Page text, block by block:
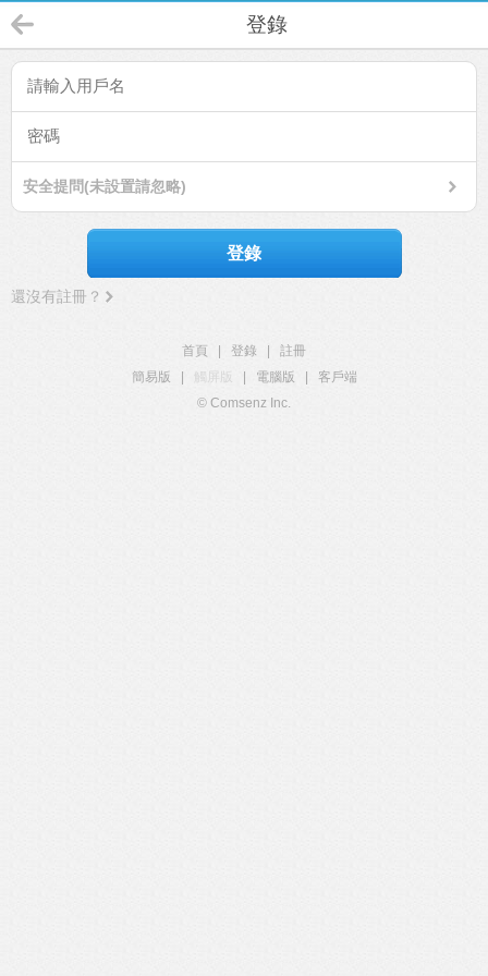
登錄
安全提問(未設置請忽略)
登錄
還沒有註冊？
首頁 登錄
註冊
簡易版
觸屏版 電腦版
客戶端
© Comsenz Inc.